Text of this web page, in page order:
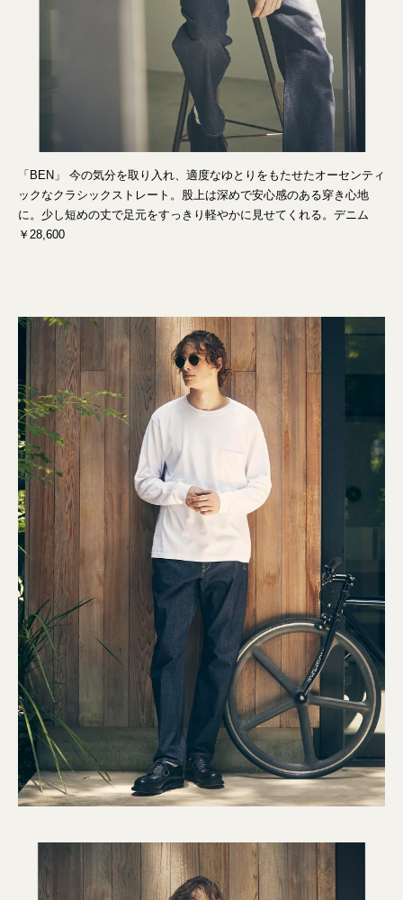
「BEN」 今の気分を取り入れ、適度なゆとりをもたせたオーセンティ
ックなクラシックストレート。股上は深めで安心感のある穿き心地
に。少し短めの丈で足元をすっきり軽やかに見せてくれる。デニム
￥28,600